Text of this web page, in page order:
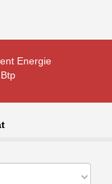
Energie
Btp